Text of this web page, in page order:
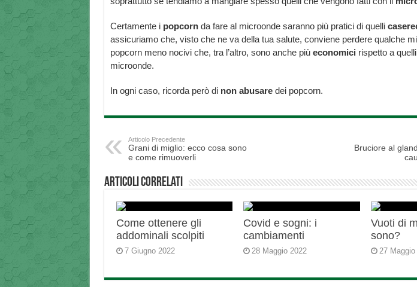
Certamente i popcorn da fare al microonde saranno più pratici di quelli
assicuriamo che, visto che ne va della tua salute, conviene perdere qualche
popcorn meno nocivi che, tra l’altro, sono anche più economici rispetto a
microonde.
In ogni caso, ricorda però di non abusare dei popcorn.
Articolo Precedente
Grani di miglio: ecco cosa sono
e come rimuoverli
Bruciore al
Articoli correlati
Come ottenere gli
addominali scolpiti
7 Giugno 2022
Covid e sogni: i
cambiamenti
28 Maggio 2022
Vuoti di
sono?
27 Maggio